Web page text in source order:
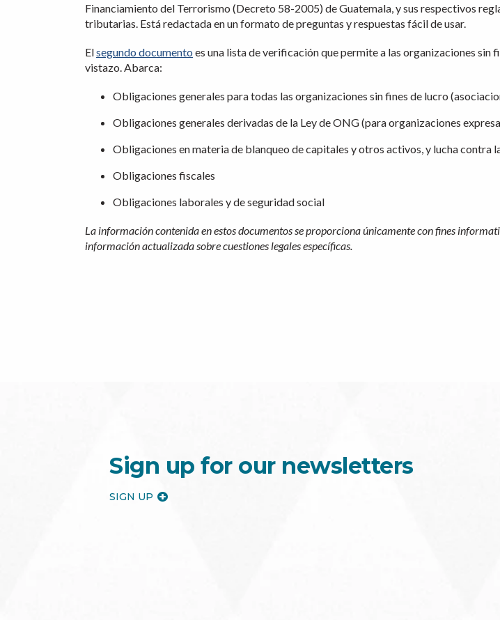
Financiamiento del Terrorismo (Decreto 58-2005) de Guatemala, y sus respectivos
tributarias. Está redactada en un formato de preguntas y respuestas fácil de usar.
Elsegundo documento es una lista de verificación que permite a las organizaciones
vistazo. Abarca:
Obligaciones generales para todas las organizaciones sin fines de lucro
Obligaciones generales derivadas de la Ley de ONG (para organizaciones
Obligaciones en materia de blanqueo de capitales y otros activos, y lucha contra
Obligaciones fiscales
Obligaciones laborales y de seguridad social
La información contenida en estos documentos se proporciona únicamente con fines
información actualizada sobre cuestiones legales específicas.
Sign up for our newsletters
SIGN UP